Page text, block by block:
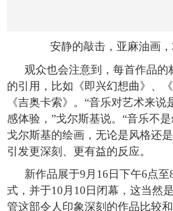
安静的敲击，亚麻油画，
观众也会注意到，每首作品的
的引用，比如《即兴幻想曲》、
《吉奥卡索》。“音乐对艺术来说
感体验，”戈尔斯基说。“音乐不
戈尔斯基的绘画，无论是风格还
引发更深刻、更有益的反应。
新作品展于9月16日下午6点至
式，并于10月10日闭幕，这当然
管这部令人印象深刻的作品比较